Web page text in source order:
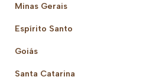
Minas Gerais
Espírito Santo
Goiás
Santa Catarina